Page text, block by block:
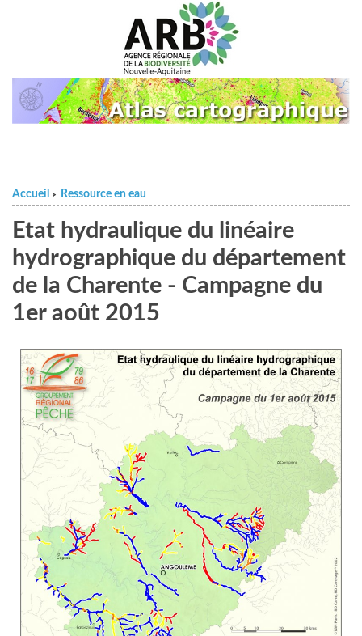
Accueil > Ressource en eau
Etat hydraulique du linéaire
hydrographique du département
de la Charente - Campagne du
1er août 2015